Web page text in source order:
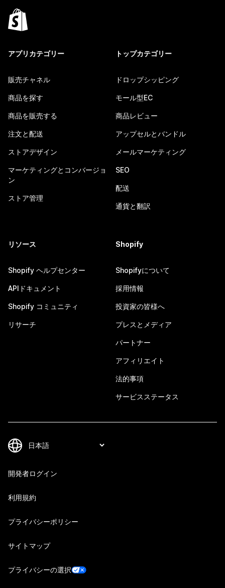
アプリカテゴリー
販売チャネル
商品を探す
商品を販売する
注文と配送
ストアデザイン
マーケティングとコンバージョ
ン
ストア管理
トップカテゴリー
ドロップシッピング
モール型EC
商品レビュー
アップセルとバンドル
メールマーケティング
SEO
配送
通貨と翻訳
リソース
Shopify ヘルプセンター
APIドキュメント
Shopify コミュニティ
リサーチ
Shopify
Shopifyについて
採用情報
投資家の皆様へ
プレスとメディア
パートナー
アフィリエイト
法的事項
サービスステータス
開発者ログイン
利用規約
プライバシーポリシー
サイトマップ
プライバシーの選択